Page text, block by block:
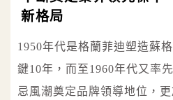
新格局
1950年代是格蘭菲迪塑造蘇
鍵10年，而至1960年代又率
忌風潮奠定品牌領導地位，